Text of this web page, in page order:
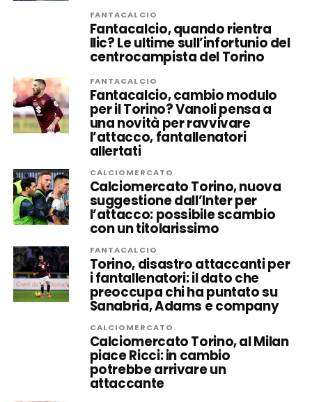
FANTACALCIO
Fantacalcio, quando rientra
Ilic? Le ultime sull’infortunio del
centrocampista del Torino
FANTACALCIO
Fantacalcio, cambio modulo
per il Torino? Vanoli pensa a
una novità per ravvivare
l’attacco, fantallenatori
allertati
CALCIOMERCATO
Calciomercato Torino, nuova
suggestione dall’Inter per
l’attacco: possibile scambio
con un titolarissimo
FANTACALCIO
Torino, disastro attaccanti per
i fantallenatori: il dato che
preoccupa chi ha puntato su
Sanabria, Adams e company
CALCIOMERCATO
Calciomercato Torino, al Milan
piace Ricci: in cambio
potrebbe arrivare un
attaccante